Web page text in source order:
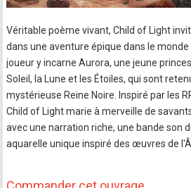
Véritable poème vivant, Child of Light
dans une aventure épique dans le
joueur y incarne Aurora, une jeune
Soleil, la Lune et les Étoiles, qui sont
mystérieuse Reine Noire. Inspiré par les
Child of Light marie à merveille de
avec une narration riche, une bande son
aquarelle unique inspiré des œuvres de